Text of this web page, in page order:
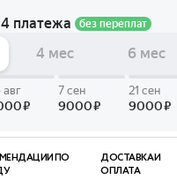
ПО
ДОСТАВКА И
ОПЛАТА